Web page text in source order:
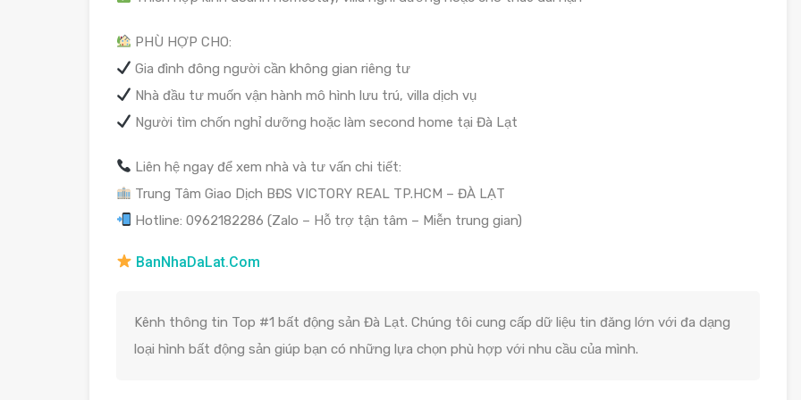
PHÙ HỢP CHO:
Gia đình đông người cần không gian riêng tư
Nhà đầu tư muốn vận hành mô hình lưu trú, villa dịch vụ
Người tìm chốn nghỉ dưỡng hoặc làm second home tại Đà Lạt
Liên hệ ngay để xem nhà và tư vấn chi tiết:
Trung Tâm Giao Dịch BĐS VICTORY REAL TP.HCM – ĐÀ LẠT
Hotline: 0962182286 (Zalo – Hỗ trợ tận tâm – Miễn trung gian)
BanNhaDaLat.Com
Kênh thông tin Top #1 bất động sản Đà Lạt. Chúng tôi cung cấp dữ liệu tin đăng lớn với đa dạng
loại hình bất động sản giúp bạn có những lựa chọn phù hợp với nhu cầu của mình.